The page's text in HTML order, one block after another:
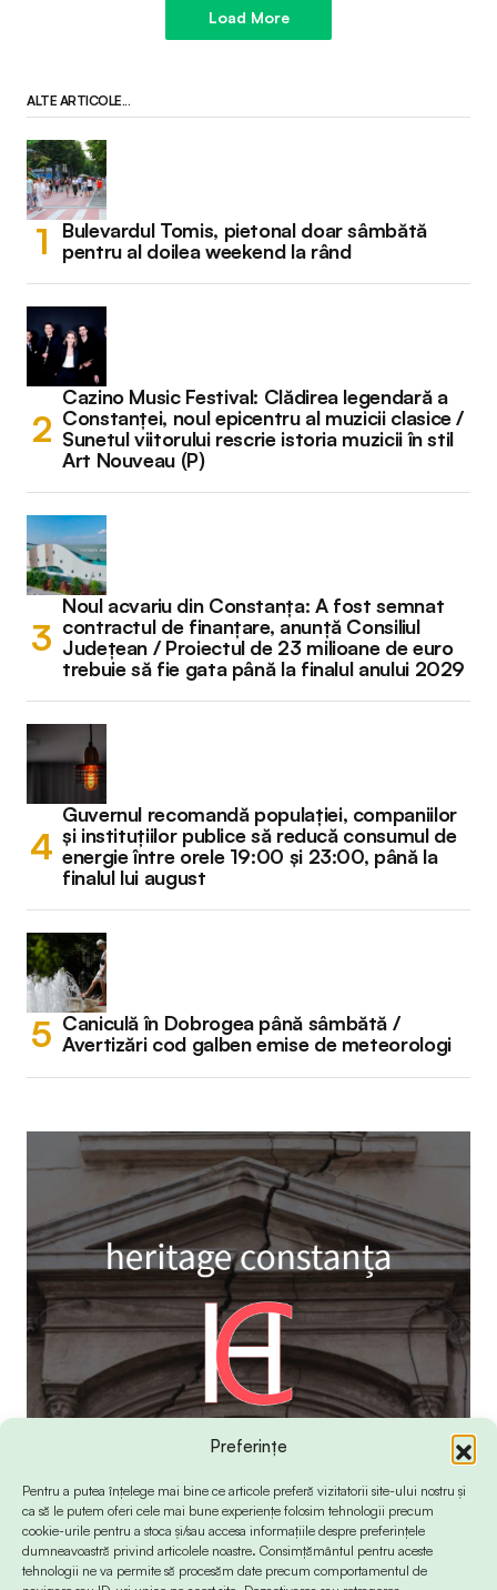
Preferințe
Pentru a putea înțelege mai bine ce articole preferă vizitatorii site-ului nostru și
ca să le putem oferi cele mai bune experiențe folosim tehnologii precum
cookie-urile pentru a stoca și/sau accesa informațiile despre preferințele
dumneavoastră privind articolele noastre. Consimțământul pentru aceste
tehnologii ne va permite să procesăm date precum comportamentul de
Load More
ALTE ARTICOLE...
Bulevardul Tomis, pietonal doar sâmbătă
pentru al doilea weekend la rând
Cazino Music Festival: Clădirea legendară a
Constanței, noul epicentru al muzicii clasice /
Sunetul viitorului rescrie istoria muzicii în stil
Art Nouveau (P)
Noul acvariu din Constanța: A fost semnat
contractul de finanțare, anunță Consiliul
Județean / Proiectul de 23 milioane de euro
trebuie să fie gata până la finalul anului 2029
Guvernul recomandă populației, companiilor
și instituțiilor publice să reducă consumul de
energie între orele 19:00 și 23:00, până la
finalul lui august
Caniculă în Dobrogea până sâmbătă /
Avertizări cod galben emise de meteorologi